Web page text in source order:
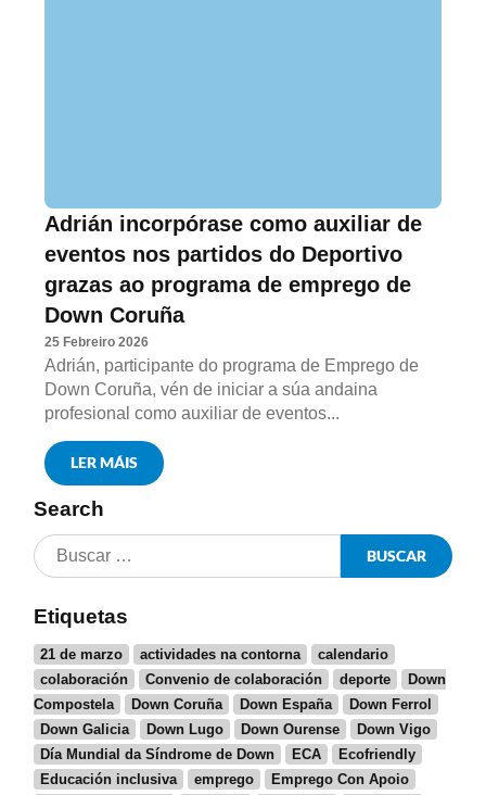
Adrián incorpórase como auxiliar de
eventos nos partidos do Deportivo
grazas ao programa de emprego de
Down Coruña
25 Febreiro 2026
Adrián, participante do programa de Emprego de
Down Coruña, vén de iniciar a súa andaina
profesional como auxiliar de eventos...
LER MÁIS
Search
Etiquetas
21 de marzo actividades na contorna
calendario
colaboración
Convenio de colaboración deporte
Down
Compostela
Down Coruña Down España
Down Ferrol
Down Galicia
Down Lugo Down Ourense
Down Vigo
Día Mundial da Síndrome de Down
ECA
Ecofriendly
Educación inclusiva
emprego
Emprego Con Apoio